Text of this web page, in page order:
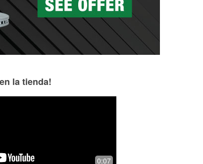
(Translated by Google) I like to buy
la tienda!
0:07